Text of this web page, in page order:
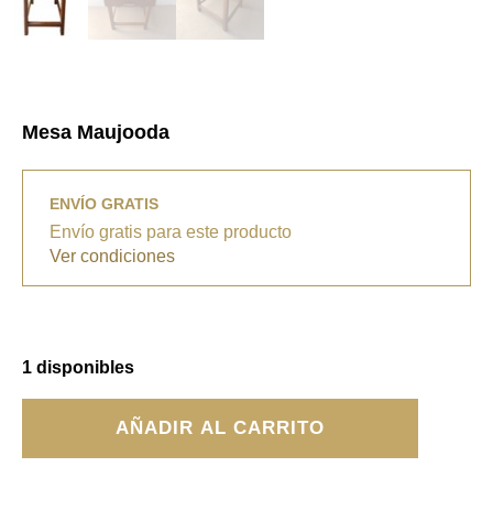
Mesa Maujooda
ENVÍO GRATIS
Envío gratis para este producto
Ver condiciones
1 disponibles
cantidad
AÑADIR AL CARRITO